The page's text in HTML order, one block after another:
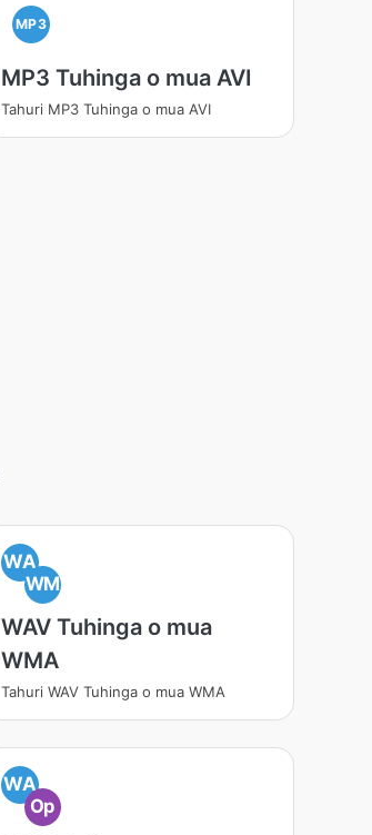
MP3
MP3 Tuhinga o mua AVI
Tahuri MP3 Tuhinga o mua AVI
WA
WM
WAV Tuhinga o mua
WMA
Tahuri WAV Tuhinga o mua WMA
WA
Op